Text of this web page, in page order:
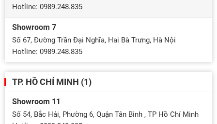
Hotline: 0989.248.835
Showroom 7
Số 67, Đường Trần Đại Nghĩa, Hai Bà Trưng, Hà Nội
Hotline: 0989.248.835
TP. HỒ CHÍ MINH (1)
Showroom 11
Số 54, Bắc Hải, Phường 6, Quận Tân Bình , TP Hồ Chí Minh